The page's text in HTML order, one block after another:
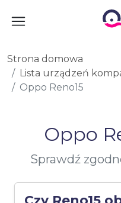
Strona domowa
Lista urządzeń
Oppo Reno15
Oppo
Sprawdź